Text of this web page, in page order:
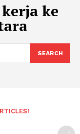
ke
SEARCH